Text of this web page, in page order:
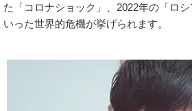
た「コロナショック」、2022年の「ロ
いった世界的危機が挙げられます。